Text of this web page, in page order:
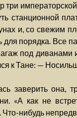
станционной
и, со свежим
для порядка. Все
под диванами
к Тане: —
заверить она,
«А как не
нибудь